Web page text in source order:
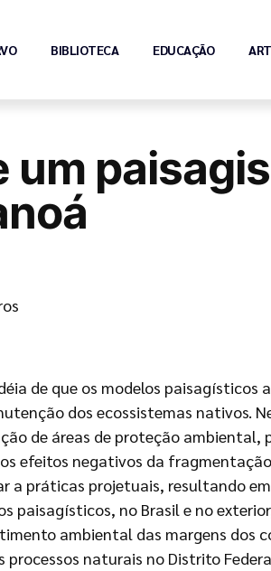
BIBLIOTECA EDUCAÇÃO
um
de que os modelos
dos ecossistemas nativos.
de áreas de proteção
efeitos negativos da
a práticas projetuais, resultando
paisagísticos, no Brasil e no
ambiental das margens dos
naturais no Distrito